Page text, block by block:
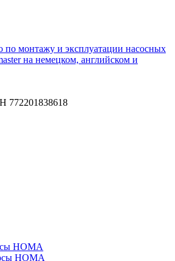
по монтажу и эксплуатации насосных
на немецком, английском и
HOMA
HOMA